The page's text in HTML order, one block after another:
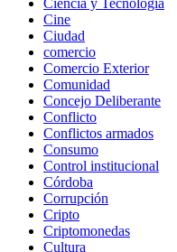
Ciencia y Tecnología
Cine
Ciudad
comercio
Comercio Exterior
Comunidad
Concejo Deliberante
Conflicto
Conflictos armados
Consumo
Control institucional
Córdoba
Corrupción
Cripto
Criptomonedas
Cultura